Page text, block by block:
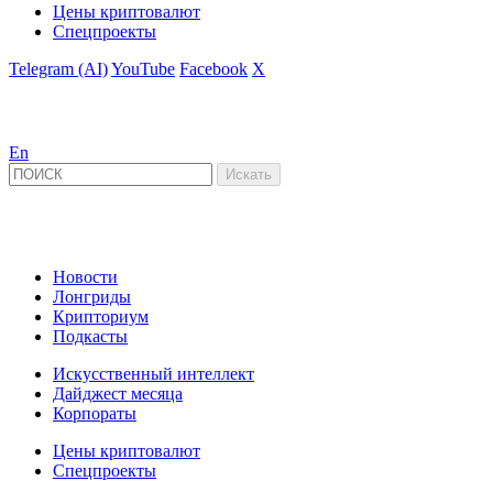
Цены криптовалют
Спецпроекты
Telegram (AI)YouTube Facebook X
En
Новости
Лонгриды
Крипториум
Подкасты
Искусственный интеллект
Дайджест месяца
Корпораты
Цены криптовалют
Спецпроекты